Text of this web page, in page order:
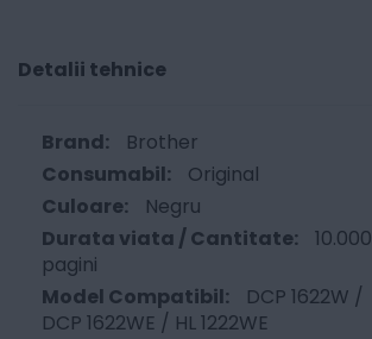
Detalii tehnice
Brother
Original
Negru
10.000
pagini
DCP 1622W /
DCP 1622WE / HL 1222WE